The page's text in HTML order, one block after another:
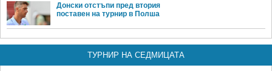
Донски отстъпи пред втория
поставен на турнир в Полша
ТУРНИР НА СЕДМИЦАТА